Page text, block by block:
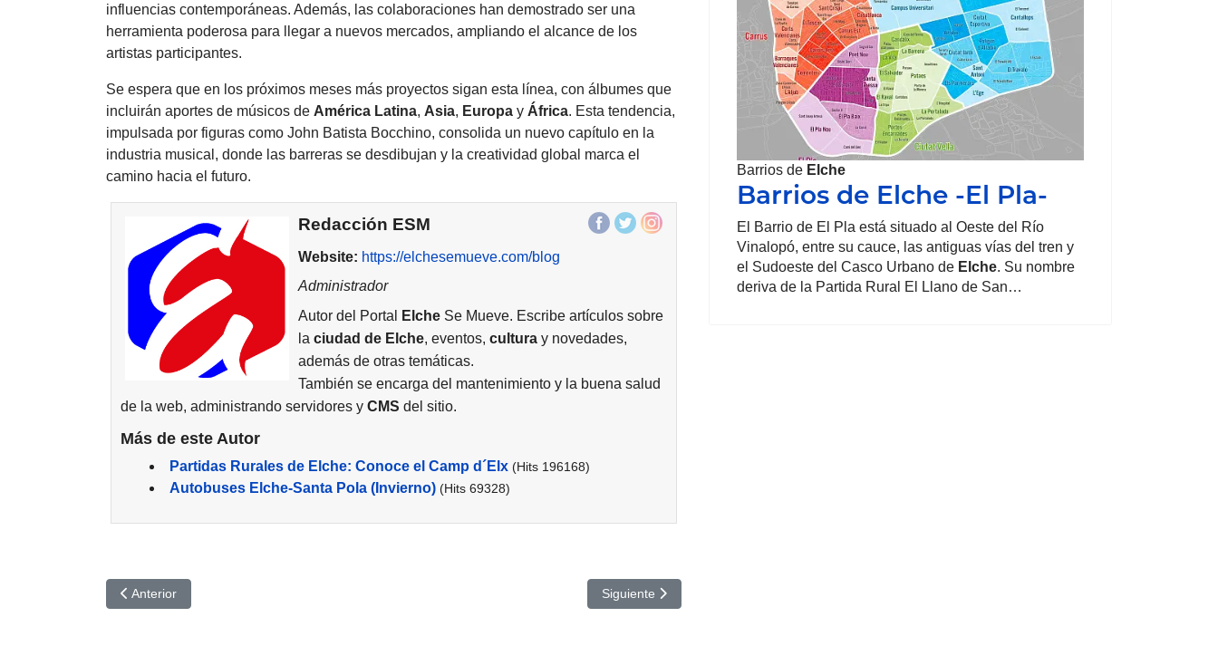
influencias contemporáneas. Además, las colaboraciones han demostrado ser una
herramienta poderosa para llegar a nuevos mercados, ampliando el alcance de los
artistas participantes.
Se espera que en los próximos meses más proyectos sigan esta línea, con álbumes que
incluirán aportes de músicos de América Latina, Asia, Europa y África. Esta tendencia,
impulsada por figuras como John Batista Bocchino, consolida un nuevo capítulo en la
industria musical, donde las barreras se desdibujan y la creatividad global marca el
camino hacia el futuro.
Redacción ESM
Website: https://elchesemueve.com/blog
Administrador
Autor del Portal
ElcheSe Mueve. Escribe artículos sobre
la ciudad de Elche, eventos, culturay novedades,
además de otras temáticas.
También se encarga del mantenimiento y la buena salud
de la web, administrando servidores y CMS del sitio.
Más de este Autor
Partidas Rurales de Elche: Conoce el Camp d´Elx (Hits 196168)
Autobuses Elche-Santa Pola (Invierno) (Hits 69328)
Artículo anterior: ¿Qué es el Gobierno de Datos o Data Governance?
Anterior Artículo siguiente: La Evolución del Juego Online en Chile: Última Década | Pin-Up Casino
Siguiente
Barrios de Elche
Barrios de Elche -El Pla-
El Barrio de El Pla está situado al Oeste del Río
Vinalopó, entre su cauce, las antiguas vías del tren y
el Sudoeste del Casco Urbano de Elche. Su nombre
deriva de la Partida Rural El Llano de San…